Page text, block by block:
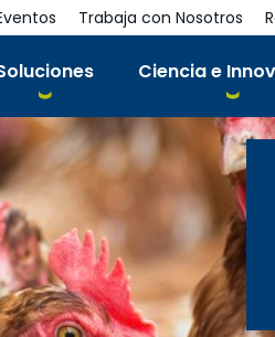
Ciencia e
Trabaja con Nosotros